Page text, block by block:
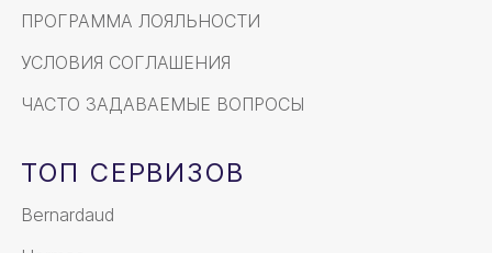
ПРОГРАММА ЛОЯЛЬНОСТИ
УСЛОВИЯ СОГЛАШЕНИЯ
ЧАСТО ЗАДАВАЕМЫЕ ВОПРОСЫ
ТОП СЕРВИЗОВ
Bernardaud